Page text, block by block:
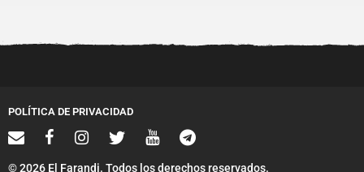
POLÍTICA DE PRIVACIDAD
© 2026 El Farandi. Todos los derechos reservados.